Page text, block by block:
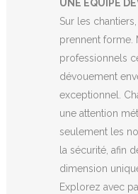
UNE ÉQUIPE
Sur les
prennent forme.
professionnels
dévouement
exceptionnel.
une attention
seulement les
la sécurité, afin
dimension
Explorez avec